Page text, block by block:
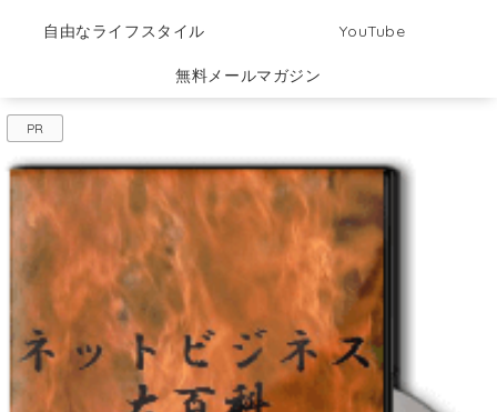
自由なライフスタイル YouTube
無料メールマガジン
PR